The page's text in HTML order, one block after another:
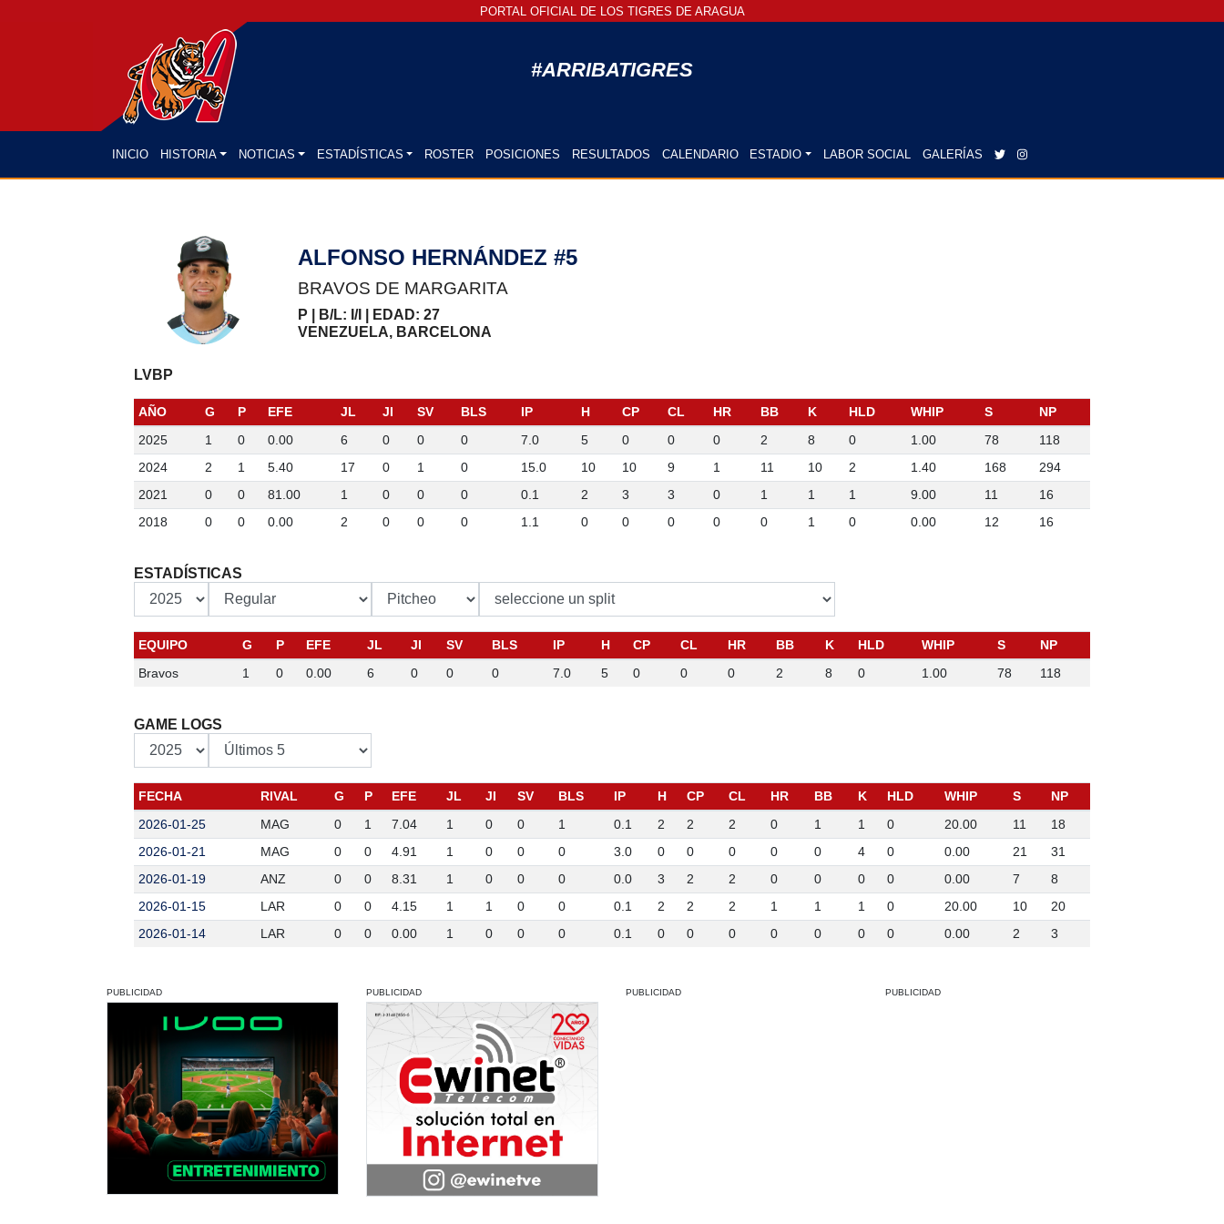
PORTAL OFICIAL DE LOS TIGRES DE ARAGUA
#ARRIBATIGRES
INICIO(CURRENT)
HISTORIA NOTICIAS ESTADÍSTICAS ROSTER POSICIONES RESULTADOS CALENDARIO ESTADIO LABOR SOCIAL GALERÍAS
ALFONSO HERNÁNDEZ #5
BRAVOS DE MARGARITA
P | B/L: I/I | EDAD: 27
VENEZUELA, BARCELONA
LVBP
AÑO G P EFE JL JI SV BLS IP H CP CL HR BB K HLD WHIP S
NP
2025
1 0 0.00 6 0 0 0 7.0 5 0 0 0 2 8 0 1.00 78
118
2024
2 1 5.40 17 0 1 0 15.0 10 10 9 1 11 10 2 1.40 168
294
2021
0 0 81.00 1 0 0 0 0.1 2 3 3 0 1 1 1 9.00 11
16
2018
0 0 0.00 2 0 0 0 1.1 0 0 0 0 0 1 0 0.00 12 16
ESTADÍSTICAS
EQUIPO G P EFE JL JI SV BLS IP H CP CL HR BB K HLD WHIP S
NP
Bravos
1 0 0.00 6 0 0 0 7.0 5 0 0 0 2 8 0 1.00 78 118
GAME LOGS
FECHA RIVAL G P EFE JL JI SV BLS IP H CP CL HR BB K HLD WHIP S
NP
2026-01-25
MAG 0 1 7.04 1 0 0 1 0.1 2 2 2 0 1 1 0 20.00 11
18
2026-01-21
MAG 0 0 4.91 1 0 0 0 3.0 0 0 0 0 0 4 0 0.00 21
31
2026-01-19
ANZ 0 0 8.31 1 0 0 0 0.0 3 2 2 0 0 0 0 0.00 7
8
2026-01-15
LAR 0 0 4.15 1 1 0 0 0.1 2 2 2 1 1 1 0 20.00 10
20
2026-01-14
LAR 0 0 0.00 1 0 0 0 0.1 0 0 0 0 0 0 0 0.00 2 3
PUBLICIDAD PUBLICIDAD PUBLICIDAD PUBLICIDAD